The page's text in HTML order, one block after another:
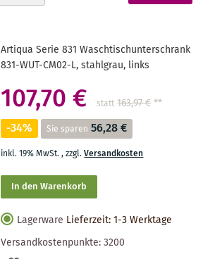
gerade
Artiqua Serie 831 Waschtischunterschrank
831-WUT-CM02-L, stahlgrau, links
107,70 € statt 163,97 €**
-34% Sie sparen 56,28 €
inkl. 19% MwSt.,zzgl.Versandkosten
In den Warenkorb
Lagerware Lieferzeit: 1-3 Werktage
Versandkostenpunkte:3200